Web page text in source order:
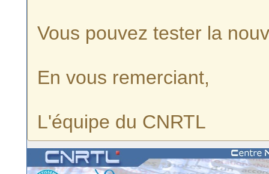
Vous pouvez tester la
En vous remerciant,
L'équipe du CNRTL